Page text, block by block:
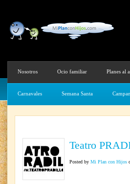
Nosotros Ocio familiar Planes al
Carnavales Semana Santa
Teatro
Posted by Mi Plan con Hijos